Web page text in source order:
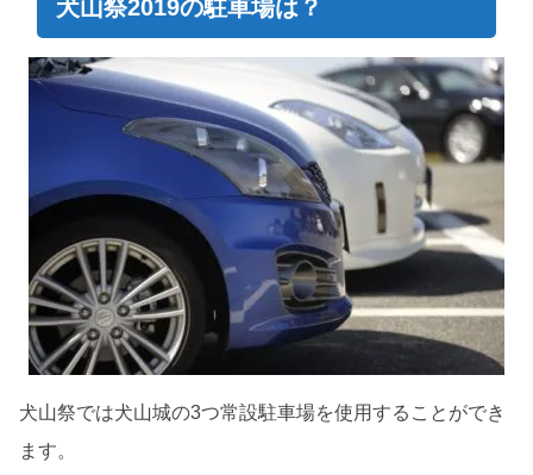
犬山祭2019の駐車場は？
犬山祭では犬山城の3つ常設駐車場を使用することができ
ます。